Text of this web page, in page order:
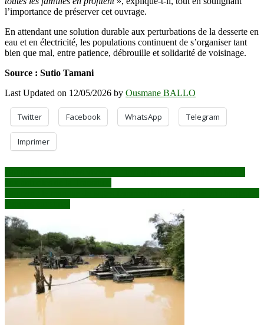
l’importance de préserver cet ouvrage.
En attendant une solution durable aux perturbations de la desserte en
eau et en électricité, les populations continuent de s’organiser tant
bien que mal, entre patience, débrouille et solidarité de voisinage.
Source : Sutio Tamani
Last Updated on 12/05/2026 by Ousmane BALLO
Twitter Facebook WhatsApp Telegram
Imprimer
Navigation
de
l’article